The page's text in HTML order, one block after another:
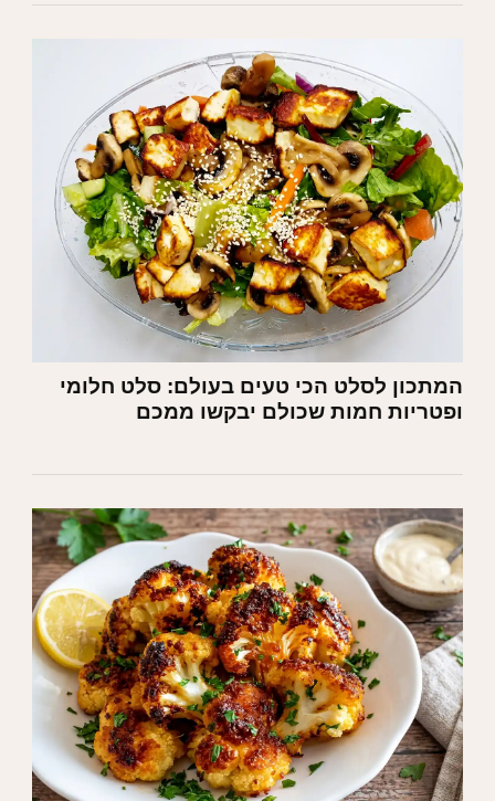
המתכון לסלט הכי טעים בעולם: סלט חלומי
ופטריות חמות שכולם יבקשו ממכם